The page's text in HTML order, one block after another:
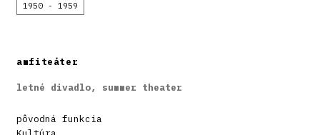
1950 - 1959
amfiteáter
letné divadlo, summer theater
pôvodná funkcia